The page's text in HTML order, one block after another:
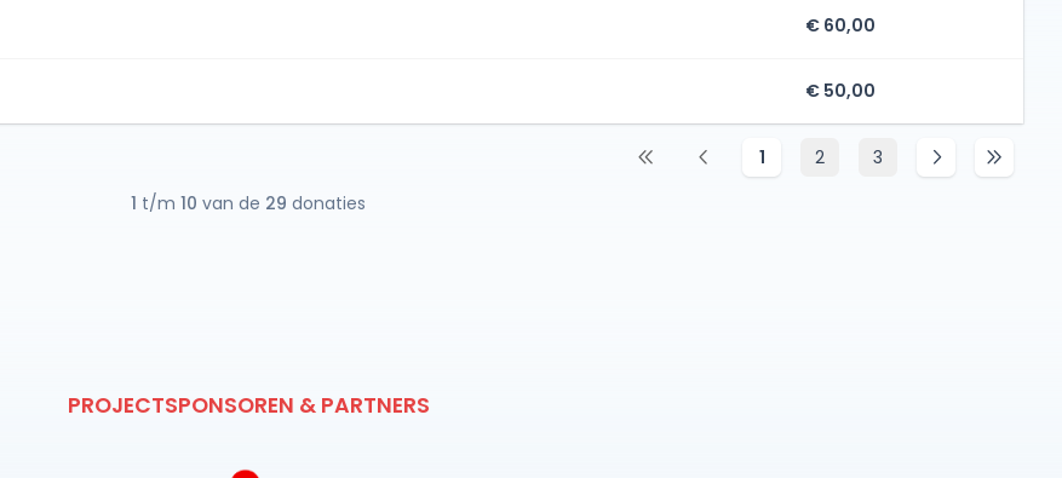
€ 60,00
€ 50,00
1 2
3
1 t/m 10 van de 29 donaties
PROJECTSPONSOREN & PARTNERS